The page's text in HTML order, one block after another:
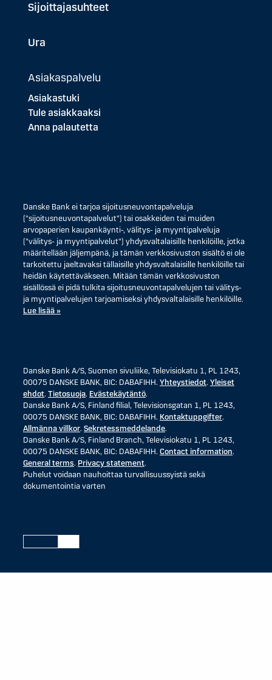
Sijoittajasuhteet
Ura
Asiakaspalvelu
Asiakastuki
Tule asiakkaaksi
Anna palautetta
Danske Bank ei tarjoa sijoitusneuvontapalveluja
("sijoitusneuvontapalvelut") tai osakkeiden tai muiden
arvopaperien kaupankäynti-, välitys- ja myyntipalveluja
("välitys- ja myyntipalvelut") yhdysvaltalaisille henkilöille, jotka
määritellään jäljempänä, ja tämän verkkosivuston sisältö ei ole
tarkoitettu jaeltavaksi tällaisille yhdysvaltalaisille henkilöille tai
heidän käytettäväkseen. Mitään tämän verkkosivuston
sisällössä ei pidä tulkita sijoitusneuvontapalvelujen tai välitys-
ja myyntipalvelujen tarjoamiseksi yhdysvaltalaisille henkilöille.
Lue lisää »
Danske Bank A/S, Suomen sivuliike, Televisiokatu 1, PL 1243,
00075 DANSKE BANK, BIC: DABAFIHH. Yhteystiedot. Yleiset
ehdot. Tietosuoja. Evästekäytäntö.
Danske Bank A/S, Finland filial, Televisionsgatan 1, PL 1243,
00075 DANSKE BANK, BIC: DABAFIHH. Kontaktuppgifter.
Allmänna villkor. Sekretessmeddelande.
Danske Bank A/S, Finland Branch, Televisiokatu 1, PL 1243,
00075 DANSKE BANK, BIC: DABAFIHH. Contact information.
General terms. Privacy statement.
Puhelut voidaan nauhoittaa turvallisuussyistä sekä
dokumentointia varten